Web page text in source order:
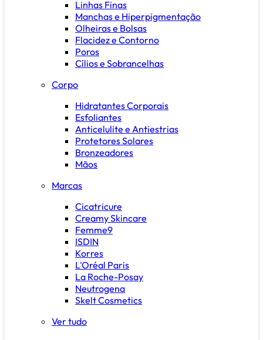
Linhas Finas
Manchas e Hiperpigmentação
Olheiras e Bolsas
Flacidez e Contorno
Poros
Cílios e Sobrancelhas
Corpo
Hidratantes Corporais
Esfoliantes
Anticelulite e Antiestrias
Protetores Solares
Bronzeadores
Mãos
Marcas
Cicatricure
Creamy Skincare
Femme9
ISDIN
Korres
L'Oréal Paris
La Roche-Posay
Neutrogena
Skelt Cosmetics
Ver tudo